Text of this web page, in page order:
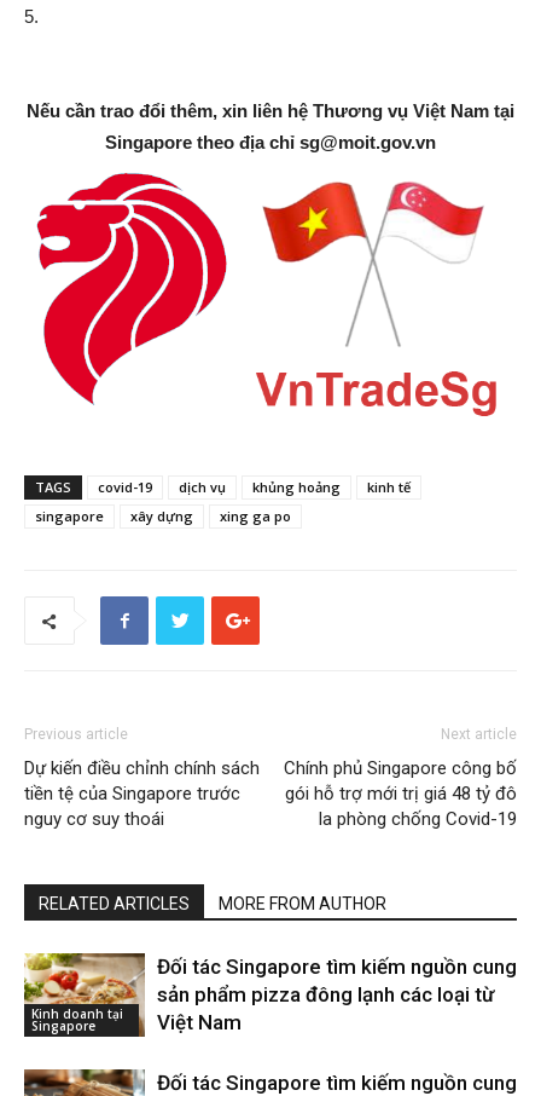
5.
Nếu cần trao đổi thêm, xin liên hệ Thương vụ Việt Nam tại
Singapore theo địa chỉ sg@moit.gov.vn
TAGS covid-19 dịch vụ khủng hoảng
kinh tế
singapore
xây dựng xing ga po
Previous article
Dự kiến điều chỉnh chính sách
tiền tệ của Singapore trước
nguy cơ suy thoái
Next article
Chính phủ Singapore công bố
gói hỗ trợ mới trị giá 48 tỷ đô
la phòng chống Covid-19
RELATED ARTICLES MORE FROM AUTHOR
Kinh doanh tại
Singapore
Đối tác Singapore tìm kiếm nguồn cung
sản phẩm pizza đông lạnh các loại từ
Việt Nam
Đối tác Singapore tìm kiếm nguồn cung